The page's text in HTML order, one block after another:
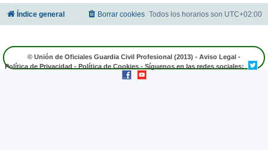
Índice general Todos los horarios son UTC+02:00
Borrar cookies
© Unión de Oficiales Guardia Civil Profesional (2013) - Aviso Legal -
Política de Privacidad - Política de Cookies - Síguenos en las redes sociales: